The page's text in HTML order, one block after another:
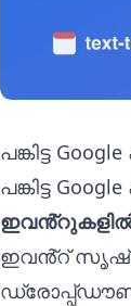
പങ്കിട്ട
പങ്കിട്ട
ഇവൻ്റ്